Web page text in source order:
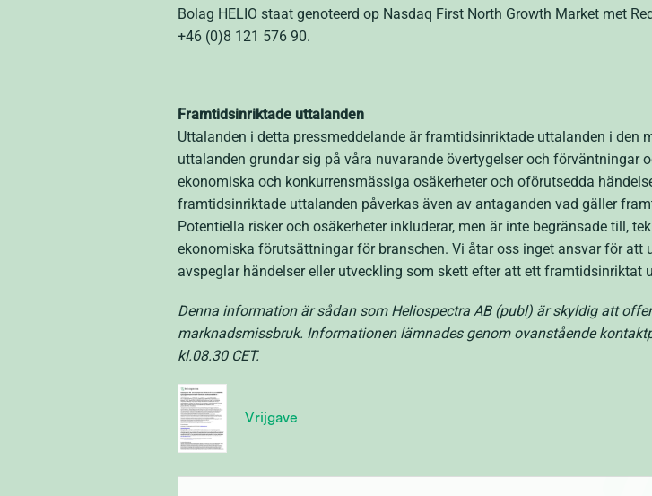
Bolag HELIO staat genoteerd op Nasdaq First North Growth Market met
+46 (0)8 121 576 90.
Framtidsinriktade uttalanden
Uttalanden i detta pressmeddelande är framtidsinriktade uttalanden i den
uttalanden grundar sig på våra nuvarande övertygelser och förväntningar
ekonomiska och konkurrensmässiga osäkerheter och oförutsedda
framtidsinriktade uttalanden påverkas även av antaganden vad gäller
Potentiella risker och osäkerheter inkluderar, men är inte begränsade till,
ekonomiska förutsättningar för branschen. Vi åtar oss inget ansvar för
avspeglar händelser eller utveckling som skett efter att ett framtidsinriktat
Denna information är sådan som Heliospectra AB (publ) är skyldig att
marknadsmissbruk. Informationen lämnades genom ovanstående
kl.08.30 CET.
Vrijgave